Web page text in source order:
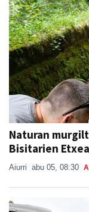
Naturan
Bisitarien
Aiurri abu 05, 08:30